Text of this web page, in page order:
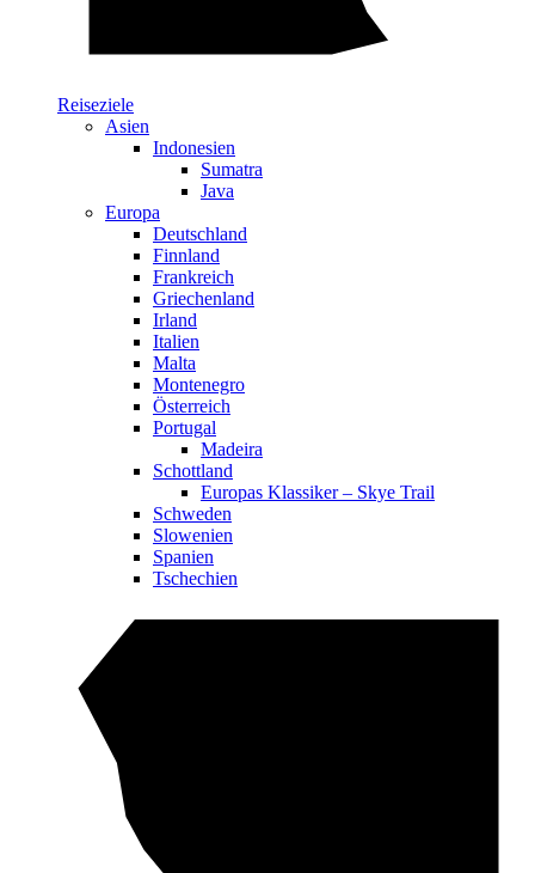
Reiseziele
Asien
Indonesien
Sumatra
Java
Europa
Deutschland
Finnland
Frankreich
Griechenland
Irland
Italien
Malta
Montenegro
Österreich
Portugal
Madeira
Schottland
Europas Klassiker – Skye Trail
Schweden
Slowenien
Spanien
Tschechien